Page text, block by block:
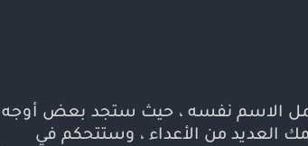
الاسم نفسه ، حيث ستجد بعض أوجه
العديد من الأعداء ، وستتحكم في